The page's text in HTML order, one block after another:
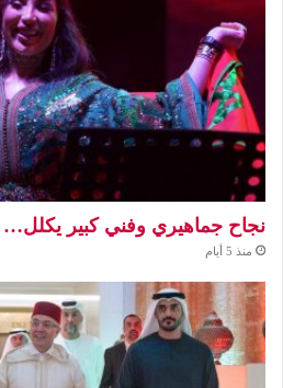
نجاح جماهيري وفني كبير يكلل…
منذ 5 أيام